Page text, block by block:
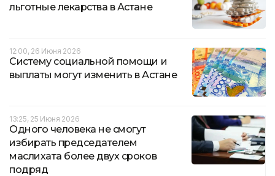
льготные лекарства в Астане
12:00, 26 Июня 2026
Систему социальной помощи и
выплаты могут изменить в Астане
13:25, 25 Июня 2026
Одного человека не смогут
избирать председателем
маслихата более двух сроков
подряд